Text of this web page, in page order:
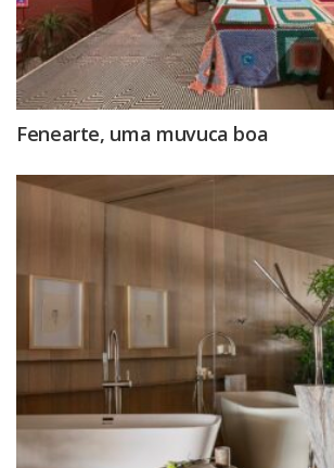
Fenearte, uma muvuca boa